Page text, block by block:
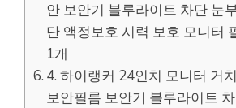
안 보안기 블루라이트 차단 눈
단 액정보호 시력 보호 모니터
1개
4. 하이랭커 24인치 모니터 거
보안필름 보안기 블루라이트